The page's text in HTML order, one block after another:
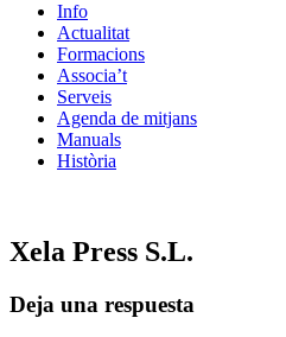
Info
Actualitat
Formacions
Associa’t
Serveis
Agenda de mitjans
Manuals
Història
Xela Press S.L.
Deja una respuesta